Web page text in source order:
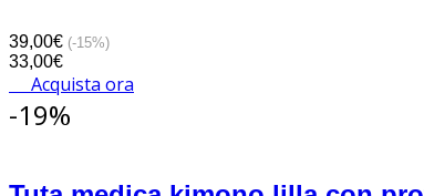
39,00€ (-15%)
33,00€
Acquista ora
-19%